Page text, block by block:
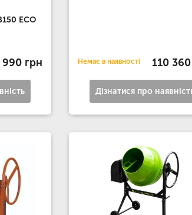
ECO
990 грн Немає в наявності 110
Дізнатися про